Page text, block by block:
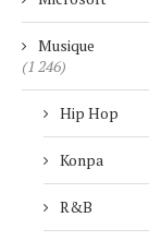
Musique
(1 246)
Hip Hop
Konpa
R&B